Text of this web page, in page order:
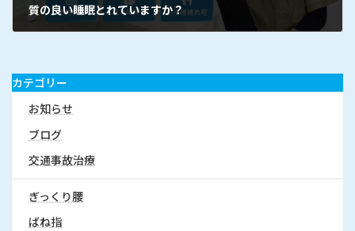
質の良い睡眠とれていますか？
カテゴリー
お知らせ
ブログ
交通事故治療
ぎっくり腰
ばね指